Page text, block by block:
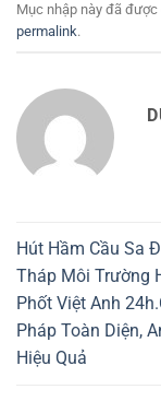
Mục nhập này đã
permalink.
Hút Hầm Cầu Sa
Tháp Môi Trường
Phốt Việt Anh
Pháp Toàn Diện,
Hiệu Quả